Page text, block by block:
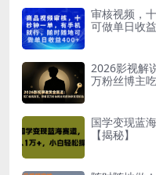
审核视频，
可做单日收
2026影视解
万粉丝博主
国学变现蓝
【揭秘】